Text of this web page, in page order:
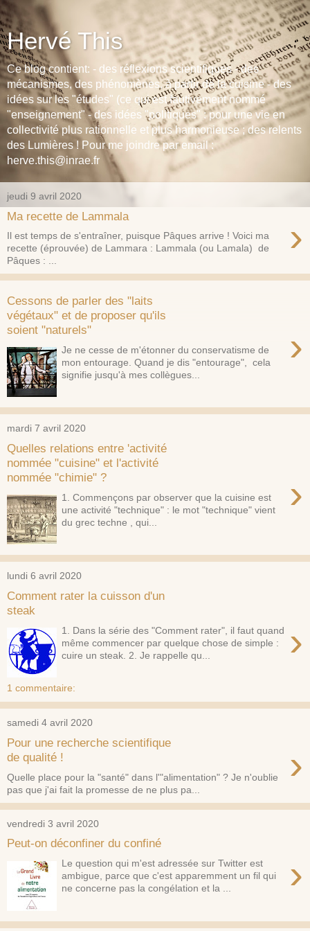
Hervé This
Ce blog contient: - des réflexions scientifiques - des
mécanismes, des phénomènes, à partir de la cuisine - des
idées sur les "études" (ce qui est fautivement nommé
"enseignement" - des idées "politiques" : pour une vie en
collectivité plus rationnelle et plus harmonieuse ; des relents
des Lumières ! Pour me joindre par email :
herve.this@inrae.fr
jeudi 9 avril 2020
Ma recette de Lammala ›
Il est temps de s'entraîner, puisque Pâques arrive ! Voici ma
recette (éprouvée) de Lammara : Lammala (ou Lamala) de
Pâques : ...
Cessons de parler des "laits
végétaux" et de proposer qu'ils
soient "naturels"
›
Je ne cesse de m'étonner du conservatisme de
mon entourage. Quand je dis "entourage", cela
signifie jusqu'à mes collègues...
mardi 7 avril 2020
Quelles relations entre 'activité
nommée "cuisine" et l'activité
nommée "chimie" ?
›
1. Commençons par observer que la cuisine est
une activité "technique" : le mot "technique" vient
du grec techne , qui...
lundi 6 avril 2020
Comment rater la cuisson d'un
steak
›
1. Dans la série des "Comment rater", il faut quand
même commencer par quelque chose de simple :
cuire un steak. 2. Je rappelle qu...
1 commentaire:
samedi 4 avril 2020
Pour une recherche scientifique
de qualité !
›
Quelle place pour la "santé" dans l'"alimentation" ? Je n'oublie
pas que j'ai fait la promesse de ne plus pa...
vendredi 3 avril 2020
Peut-on déconfiner du confiné
›
Le question qui m'est adressée sur Twitter est
ambigue, parce que c'est apparemment un fil qui
ne concerne pas la congélation et la ...